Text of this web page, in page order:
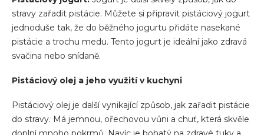
stravy zařadit pistácie. Můžete si připravit pistáciový jogurt
jednoduše tak, že do běžného jogurtu přidáte nasekané
pistácie a trochu medu. Tento jogurt je ideální jako zdravá
svačina nebo snídaně.
Pistáciový olej a jeho využití v kuchyni
Pistáciový olej je další vynikající způsob, jak zařadit pistácie
do stravy. Má jemnou, ořechovou vůni a chuť, která skvěle